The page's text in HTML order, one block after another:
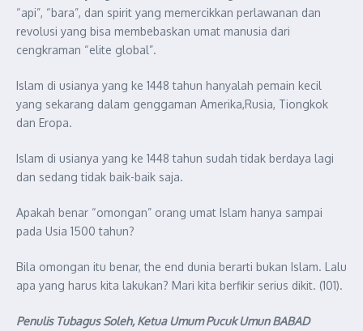
“api”, “bara”, dan spirit yang memercikkan perlawanan dan
revolusi yang bisa membebaskan umat manusia dari
cengkraman “elite global”.
Islam di usianya yang ke 1448 tahun hanyalah pemain kecil
yang sekarang dalam genggaman Amerika,Rusia, Tiongkok
dan Eropa.
Islam di usianya yang ke 1448 tahun sudah tidak berdaya lagi
dan sedang tidak baik-baik saja.
Apakah benar “omongan” orang umat Islam hanya sampai
pada Usia 1500 tahun?
Bila omongan itu benar, the end dunia berarti bukan Islam. Lalu
apa yang harus kita lakukan? Mari kita berfikir serius dikit. (101).
Penulis Tubagus Soleh, Ketua Umum Pucuk Umun BABAD